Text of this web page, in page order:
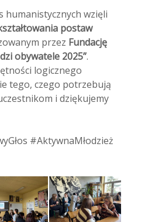
humanistycznych wzięli
postaw
przez Fundację
obywatele 2025”.
logicznego
tego, czego potrzebują
i dziękujemy
#AktywnaMłodzież